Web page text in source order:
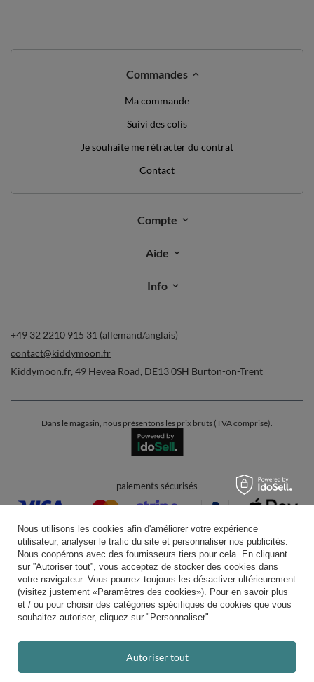
Commandes
Ma commande
Suivi des colis
Je souhaite me rétracter du contrat
Contact
Compte
Aide
Info
+49 32 2210 915 31 (allemand/anglais)
contact@kiddymoon.fr
Kiddymoon.fr, 49 Hevea Road, DE13 0SH Burton-on-Trent
Dans le magasin, nous présentons les prix bruts (TVA comprise).
paiements sécurisés
livraison pratique
vous pouvez nous faire confiance
Nous utilisons les cookies afin d'améliorer votre expérience
utilisateur, analyser le trafic du site et personnaliser nos publicités.
Nous coopérons avec des fournisseurs tiers pour cela. En cliquant
sur ”Autoriser tout”, vous acceptez de stocker des cookies dans
votre navigateur. Vous pourrez toujours les désactiver ultérieurement
(visitez justement «Paramètres des cookies»). Pour en savoir plus
et / ou pour choisir des catégories spécifiques de cookies que vous
souhaitez autoriser, cliquez sur "Personnaliser".
Autoriser tout